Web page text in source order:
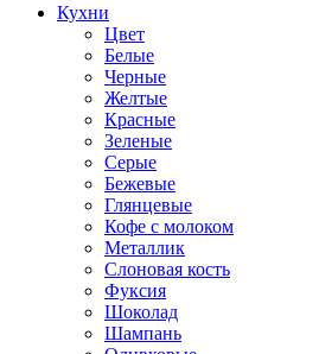
Кухни
Цвет
Белые
Черные
Желтые
Красные
Зеленые
Серые
Бежевые
Глянцевые
Кофе с молоком
Металлик
Слоновая кость
Фуксия
Шоколад
Шампань